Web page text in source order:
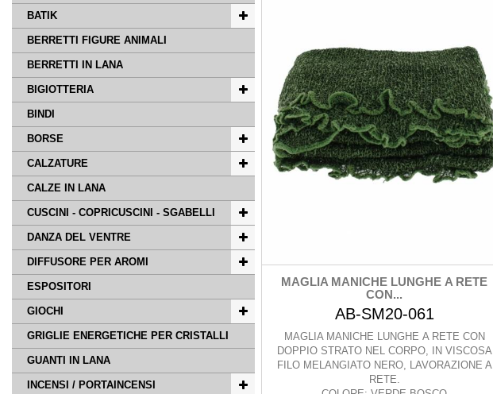
BATIK
BERRETTI FIGURE ANIMALI
BERRETTI IN LANA
BIGIOTTERIA
BINDI
BORSE
CALZATURE
CALZE IN LANA
CUSCINI - COPRICUSCINI - SGABELLI
DANZA DEL VENTRE
DIFFUSORE PER AROMI
ESPOSITORI
GIOCHI
GRIGLIE ENERGETICHE PER CRISTALLI
GUANTI IN LANA
INCENSI / PORTAINCENSI
MAGLIA MANICHE LUNGHE A RETE
CON...
AB-SM20-061
MAGLIA MANICHE LUNGHE A RETE CON
DOPPIO STRATO NEL CORPO, IN VISCOSA
FILO MELANGIATO NERO, LAVORAZIONE A
RETE.